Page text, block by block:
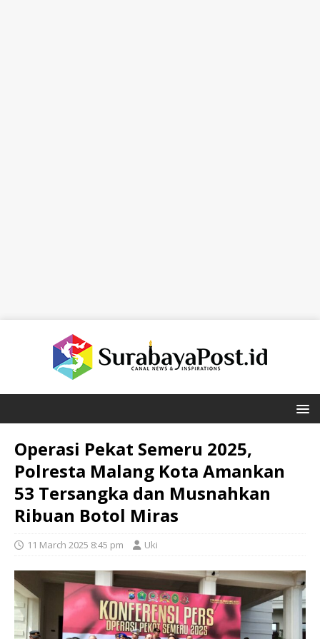
Operasi Pekat Semeru 2025,
Polresta Malang Kota Amankan
53 Tersangka dan Musnahkan
Ribuan Botol Miras
11 March 2025 8:45 pm Uki